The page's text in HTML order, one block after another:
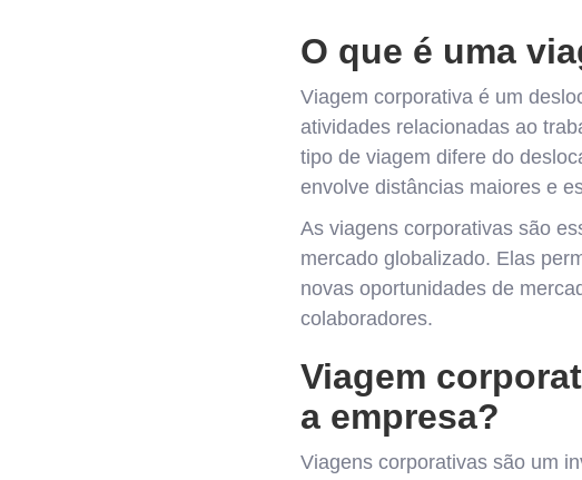
O que é uma
Viagem corporativa é um
atividades relacionadas ao
tipo de viagem difere do
envolvedistâncias maiores e
As viagens corporativas são
mercado globalizado. Elas
novas oportunidades de
colaboradores.
Viagem
a empresa?
Viagens corporativas são um